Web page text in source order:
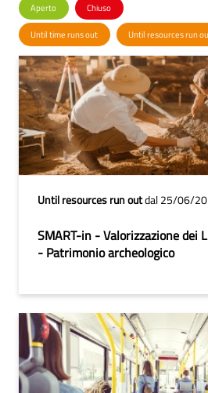
Until resources run outdal 25/06/
SMART-in - Valorizzazione dei
- Patrimonio archeologico
Aperto Chiuso
Until time runs out Until resources run